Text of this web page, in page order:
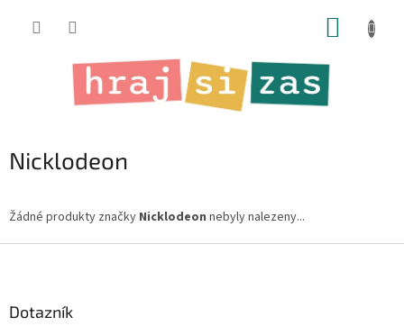
Nicklodeon
Žádné produkty značky Nicklodeon nebyly nalezeny...
Dotazník